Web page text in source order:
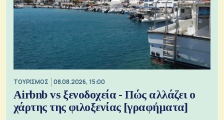
ΤΟΥΡΙΣΜΟΣ 08.08.2026, 15:00
Airbnb vs ξενοδοχεία - Πώς αλλάζει ο
χάρτης της φιλοξενίας [γραφήματα]